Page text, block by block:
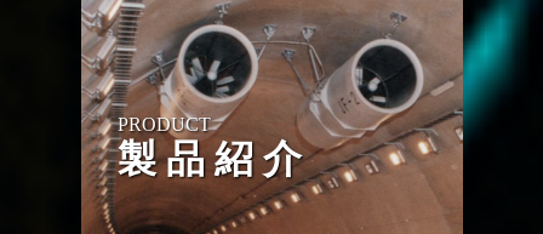
PRODUCT
製 品 紹 介